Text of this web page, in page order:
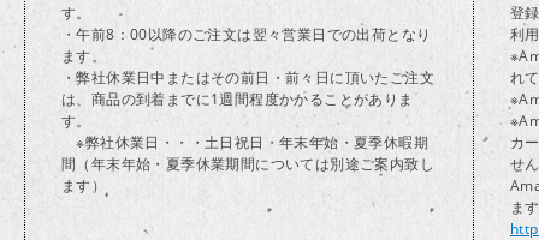
す。
・午前8：00以降のご注文は翌々営業日での出荷となり
ます。
・弊社休業日中またはその前日・前々日に頂いたご注文
は、商品の到着までに1週間程度かかることがありま
す。
※弊社休業日・・・土日祝日・年末年始・夏季休暇期
間（年末年始・夏季休業期間については別途ご案内致し
ます）
登
利
れ
カ
せ
ま